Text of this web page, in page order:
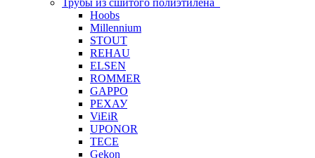
Трубы из сшитого полиэтилена
Hoobs
Millennium
STOUT
REHAU
ELSEN
ROMMER
GAPPO
РЕХАУ
ViEiR
UPONOR
TECE
Gekon